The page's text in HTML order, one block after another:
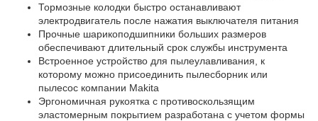
Тормозные колодки быстро останавливают
электродвигатель после нажатия выключателя питания
Прочные шарикоподшипники больших размеров
обеспечивают длительный срок службы инструмента
Встроенное устройство для пылеулавливания, к
которому можно присоединить пылесборник или
пылесос компании Makita
Эргономичная рукоятка с противоскользящим
эластомерным покрытием разработана с учетом формы